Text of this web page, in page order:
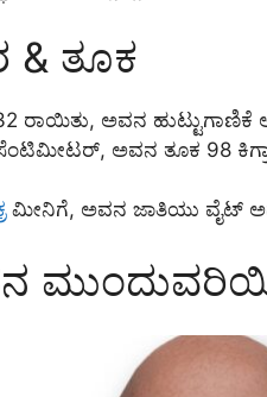
& ತೂಕ
ರಾಯಿತು, ಅವನ
ಅವನ ತೂಕ 98
ಮೀನಿಗೆ, ಅವನ ಜಾತಿಯು ವೈಟ್